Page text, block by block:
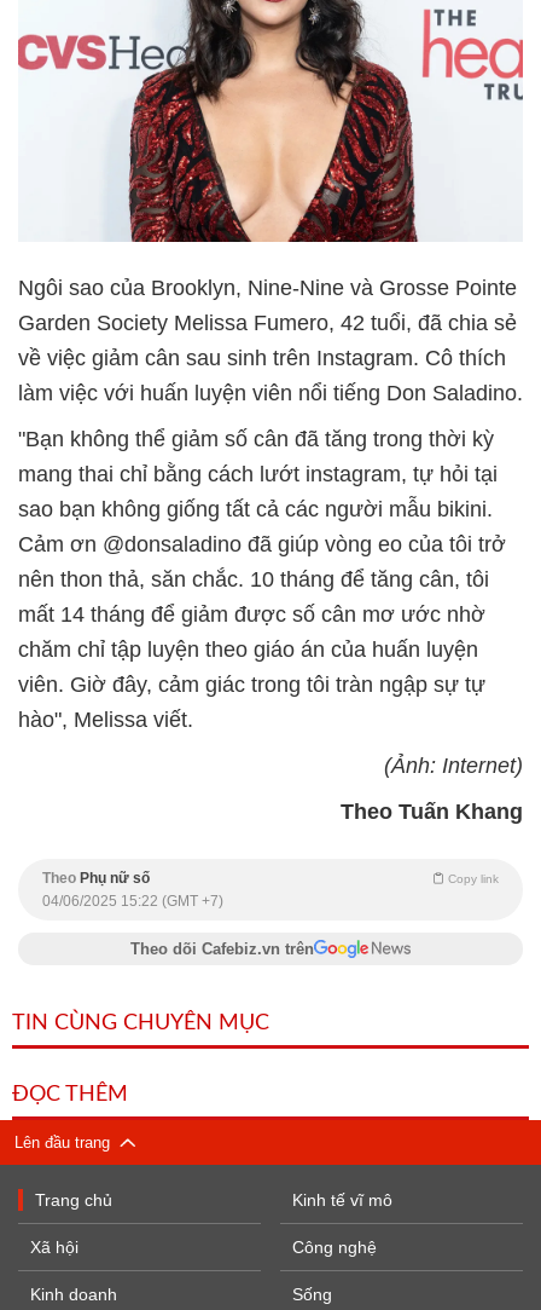
Ngôi sao của Brooklyn, Nine-Nine và Grosse Pointe
Garden Society Melissa Fumero, 42 tuổi, đã chia sẻ
về việc giảm cân sau sinh trên Instagram. Cô thích
làm việc với huấn luyện viên nổi tiếng Don Saladino.
"Bạn không thể giảm số cân đã tăng trong thời kỳ
mang thai chỉ bằng cách lướt instagram, tự hỏi tại
sao bạn không giống tất cả các người mẫu bikini.
Cảm ơn @donsaladino đã giúp vòng eo của tôi trở
nên thon thả, săn chắc. 10 tháng để tăng cân, tôi
mất 14 tháng để giảm được số cân mơ ước nhờ
chăm chỉ tập luyện theo giáo án của huấn luyện
viên. Giờ đây, cảm giác trong tôi tràn ngập sự tự
hào", Melissa viết.
(Ảnh: Internet)
Theo Tuấn Khang
Theo Phụ nữ số Copy link
04/06/2025 15:22 (GMT +7)
Theo dõi Cafebiz.vn trên
TIN CÙNG CHUYÊN MỤC
ĐỌC THÊM
Lên đầu trang
Trang chủ
Xã hội
Kinh doanh
Kinh tế vĩ mô
Công nghệ
Sống